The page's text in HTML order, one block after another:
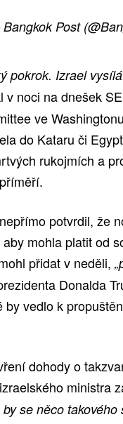
Post
pokrok. Izrael
v noci na dnešek
ve
do Kataru či
rukojmích a
potvrdil, že
mohla platit od
přidat v neděli,
Donalda
by vedlo k
dohody o
ministra
se něco